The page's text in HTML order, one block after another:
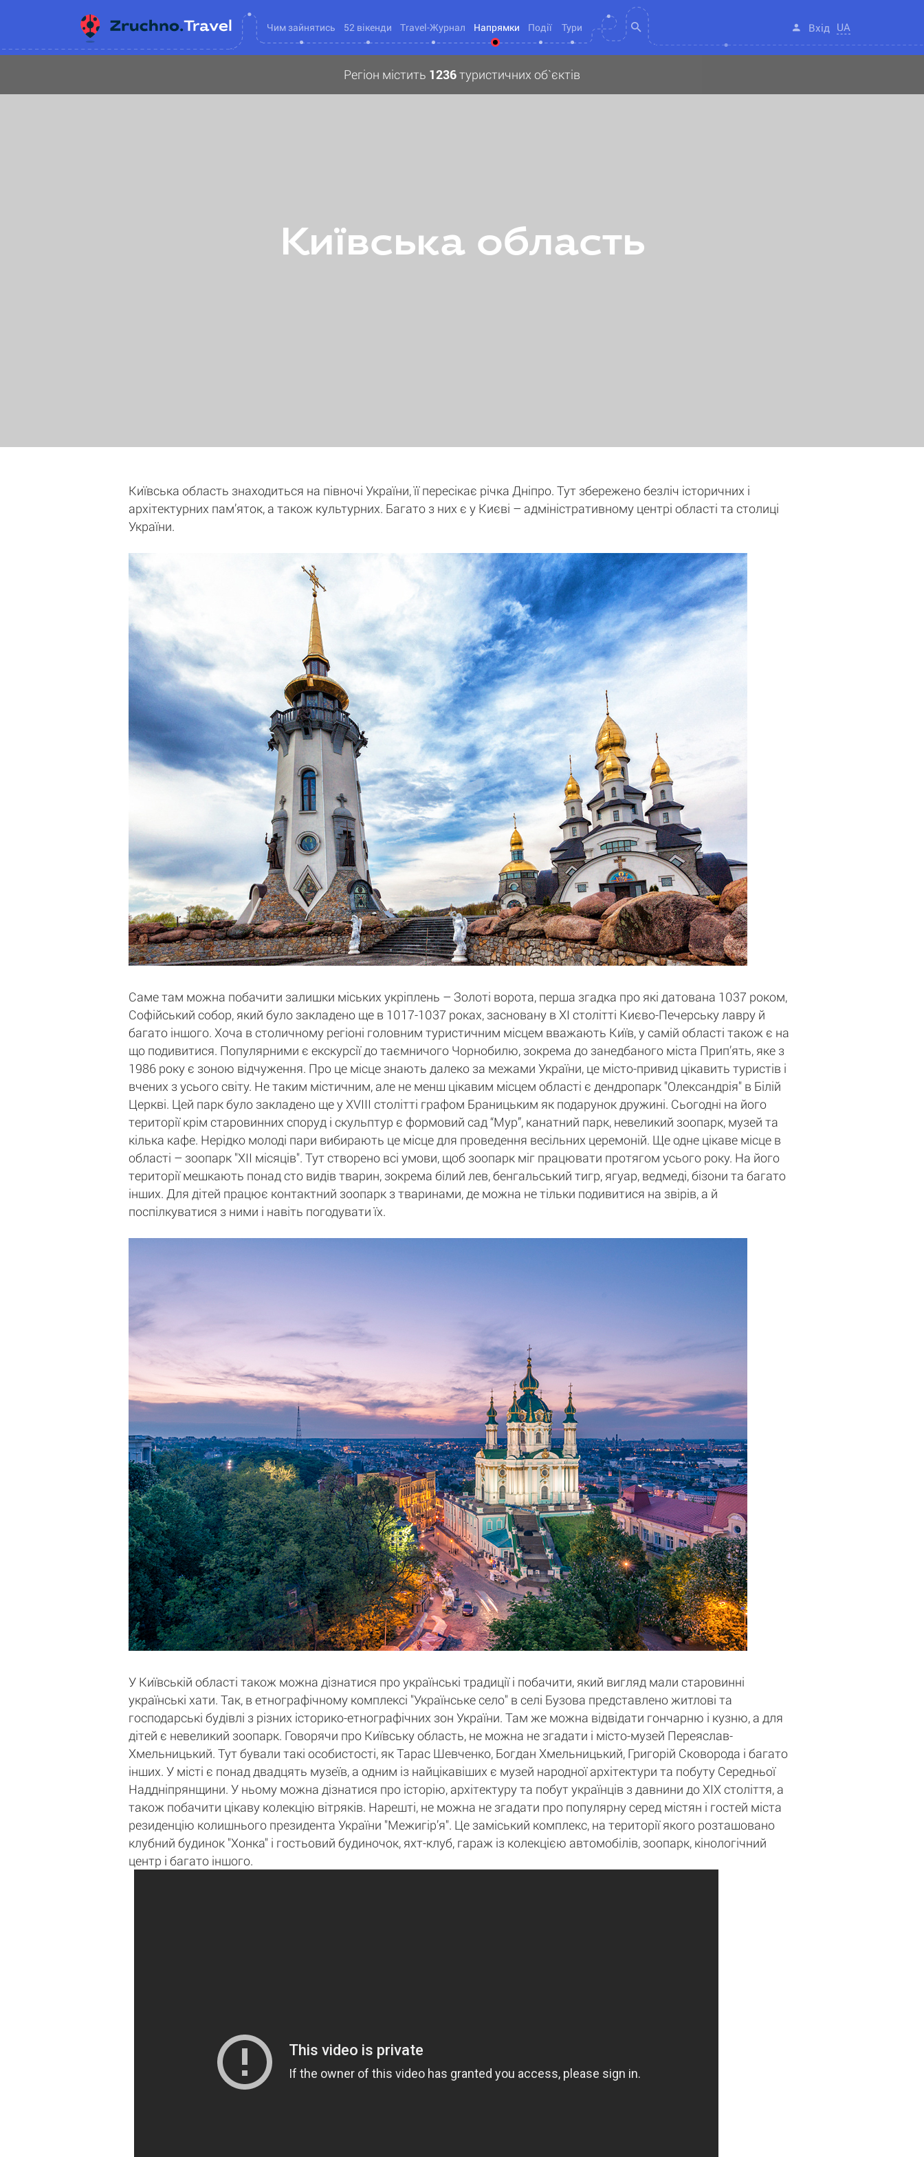
Чим зайнятись 52 вікенди Travel-Журнал Напрямки Події Тури Вхід UA
Регіон містить 1236туристичних об`єктів
Київська область
Київська область знаходиться на півночі України, її пересікає річка Дніпро. Тут збережено безліч історичних і
архітектурних пам’яток, а також культурних. Багато з них є у Києві – адміністративному центрі області та столиці
України.
Саме там можна побачити залишки міських укріплень – Золоті ворота, перша згадка про які датована 1037 роком,
Софійський собор, який було закладено ще в 1017-1037 роках, засновану в XI столітті Києво-Печерську лавру й
багато іншого. Хоча в столичному регіоні головним туристичним місцем вважають Київ, у самій області також є на
що подивитися. Популярними є екскурсії до таємничого Чорнобилю, зокрема до занедбаного міста Прип’ять, яке з
1986 року є зоною відчуження. Про це місце знають далеко за межами України, це місто-привид цікавить туристів і
вчених з усього світу. Не таким містичним, але не менш цікавим місцем області є дендропарк "Олександрія" в Білій
Церкві. Цей парк було закладено ще у XVIII столітті графом Браницьким як подарунок дружині. Сьогодні на його
території крім старовинних споруд і скульптур є формовий сад “Мур”, канатний парк, невеликий зоопарк, музей та
кілька кафе. Нерідко молоді пари вибирають це місце для проведення весільних церемоній. Ще одне цікаве місце в
області – зоопарк "ХII місяців". Тут створено всі умови, щоб зоопарк міг працювати протягом усього року. На його
території мешкають понад сто видів тварин, зокрема білий лев, бенгальський тигр, ягуар, ведмеді, бізони та багато
інших. Для дітей працює контактний зоопарк з тваринами, де можна не тільки подивитися на звірів, а й
поспілкуватися з ними і навіть погодувати їх.
У Київській області також можна дізнатися про українські традиції і побачити, який вигляд мали старовинні
українські хати. Так, в етнографічному комплексі "Українське село" в селі Бузова представлено житлові та
господарські будівлі з різних історико-етнографічних зон України. Там же можна відвідати гончарню і кузню, а для
дітей є невеликий зоопарк. Говорячи про Київську область, не можна не згадати і місто-музей Переяслав-
Хмельницький. Тут бували такі особистості, як Тарас Шевченко, Богдан Хмельницький, Григорій Сковорода і багато
інших. У місті є понад двадцять музеїв, а одним із найцікавіших є музей народної архітектури та побуту Середньої
Наддніпрянщини. У ньому можна дізнатися про історію, архітектуру та побут українців з давнини до XIX століття, а
також побачити цікаву колекцію вітряків. Нарешті, не можна не згадати про популярну серед містян і гостей міста
резиденцію колишнього президента України "Межигір’я". Це заміський комплекс, на території якого розташовано
клубний будинок "Хонка" і гостьовий будиночок, яхт-клуб, гараж із колекцією автомобілів, зоопарк, кінологічний
центр і багато іншого.